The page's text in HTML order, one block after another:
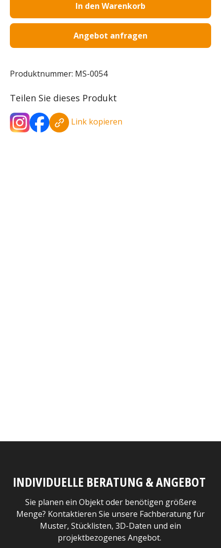
In den Warenkorb
Angebot anfragen
Produktnummer: MS-0054
Teilen Sie dieses Produkt
Link kopieren
INDIVIDUELLE BERATUNG & ANGEBOT
Sie planen ein Objekt oder benötigen größere
Menge? Kontaktieren Sie unsere Fachberatung für
Muster, Stücklisten, 3D-Daten und ein
projektbezogenes Angebot.